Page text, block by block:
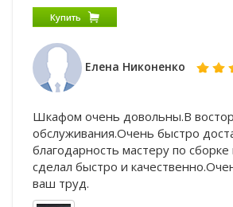
Купить
Елена Никоненко
Шкафом очень довольны.В
обслуживания.Очень быстро
благодарность мастеру по
сделал быстро и
ваш труд.